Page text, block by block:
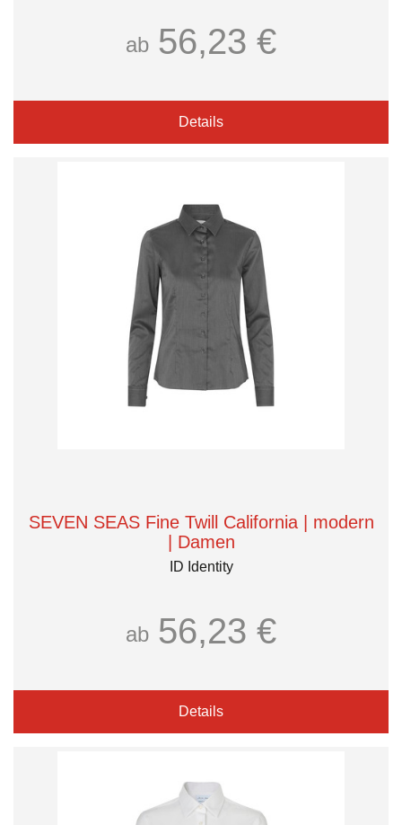
ab 56,23 €
Details
SEVEN SEAS Fine Twill California | modern
| Damen
ID Identity
ab 56,23 €
Details